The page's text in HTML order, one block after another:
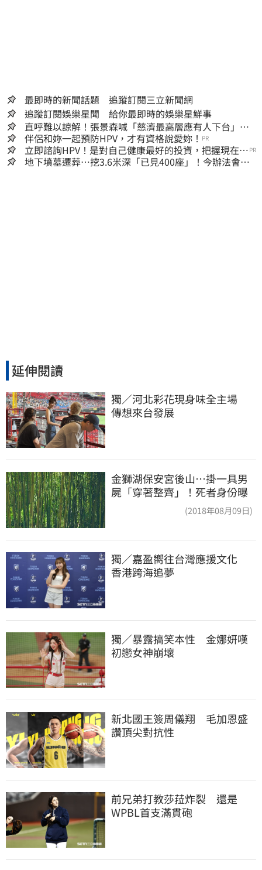
最即時的新聞話題 追蹤訂閱三立新聞網
追蹤訂閱娛樂星聞 給你最即時的娛樂星鮮事
直呼難以諒解！張景森喊「慈濟最高層應有人下台」：
受害者是捐款的大眾
伴侶和妳一起預防HPV，才有資格說愛妳！ PR
立即諮詢HPV！是對自己健康最好的投資，把握現在不
嫌晚！
PR
地下墳墓遷葬…挖3.6米深「已見400座」！今辦法會安
延伸閱讀
獨／河北彩花現身味全主場
傳想來台發展
金獅湖保安宮後山…掛一具男
屍「穿著整齊」！死者身份曝
(2018年08月09日)
獨／嘉盈嚮往台灣應援文化
香港跨海追夢
獨／暴露搞笑本性　金娜妍嘆
初戀女神崩壞
新北國王簽周儀翔　毛加恩盛
讚頂尖對抗性
前兄弟打教莎菈炸裂　還是
WPBL首支滿貫砲